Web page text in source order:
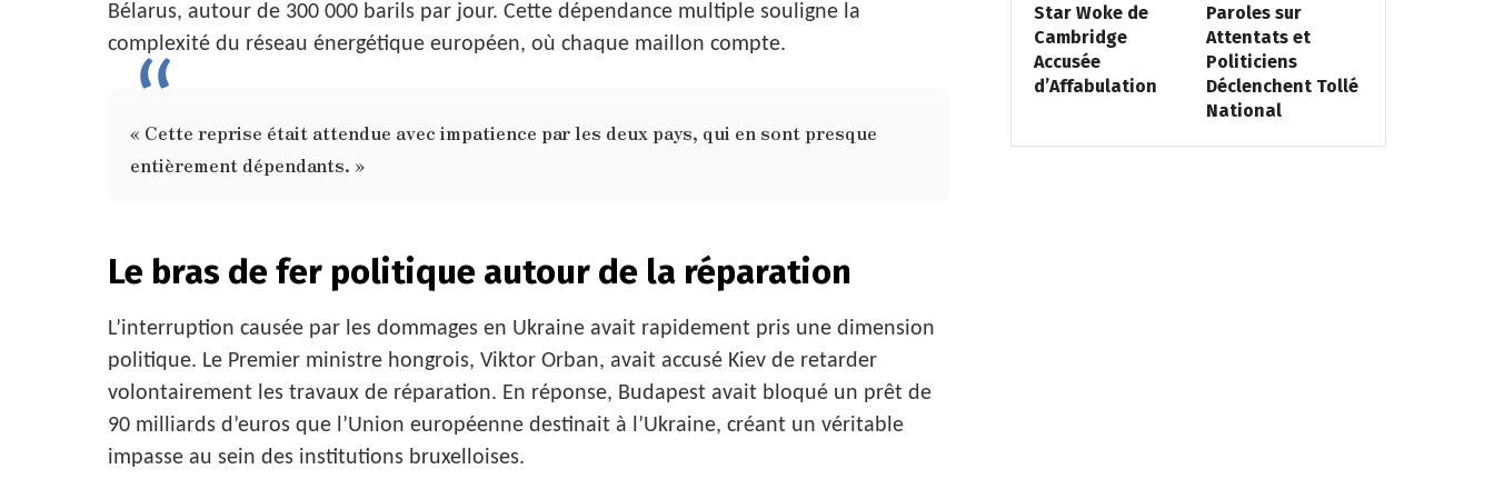
Bélarus, autour de 300 000 barils par jour. Cette dépendance multiple souligne la
complexité du réseau énergétique européen, où chaque maillon compte.
« Cette reprise était attendue avec impatience par les deux pays, qui en sont presque
entièrement dépendants. »
Le bras de fer politique autour de la réparation
L’interruption causée par les dommages en Ukraine avait rapidement pris une dimension
politique. Le Premier ministre hongrois, Viktor Orban, avait accusé Kiev de retarder
volontairement les travaux de réparation. En réponse, Budapest avait bloqué un prêt de
90 milliards d’euros que l’Union européenne destinait à l’Ukraine, créant un véritable
impasse au sein des institutions bruxelloises.
Star Woke de
Cambridge
Accusée
d’Affabulation
Paroles sur
Attentats et
Politiciens
Déclenchent Tollé
National